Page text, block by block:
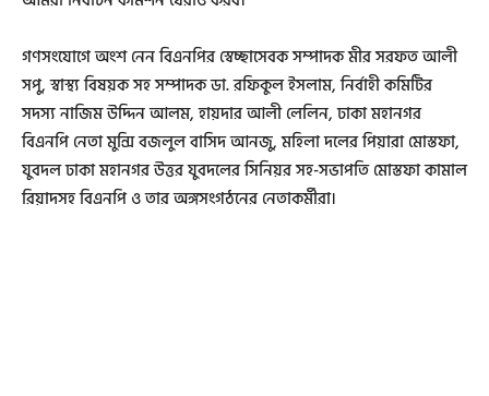
গণসংযোগে অংশ নেন বিএনপির স্বেচ্ছাসেবক সম্পাদক মীর সরফত আলী
সপু, স্বাস্থ্য বিষয়ক সহ সম্পাদক ডা. রফিকুল ইসলাম, নির্বাহী কমিটির
সদস্য নাজিম উদ্দিন আলম, হায়দার আলী লেলিন, ঢাকা মহানগর
বিএনপি নেতা মুন্সি বজলুল বাসিদ আনজু, মহিলা দলের পিয়ারা মোস্তফা,
যুবদল ঢাকা মহানগর উত্তর যুবদলের সিনিয়র সহ-সভাপতি মোস্তফা কামাল
রিয়াদসহ বিএনপি ও তার অঙ্গসংগঠনের নেতাকর্মীরা।